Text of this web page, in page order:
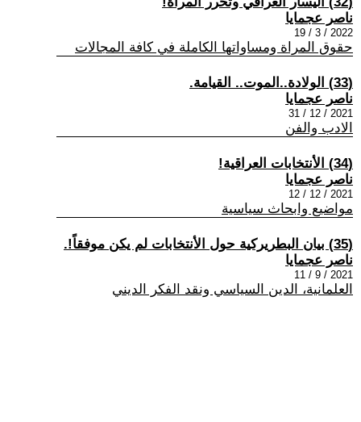
ناصر عجمايا
2022 / 3 / 19
حقوق المراة ومساواتها الكاملة في كافة المجالات
(33) الولادة..الموت.. القيامة.
ناصر عجمايا
2021 / 12 / 31
الادب والفن
(34) الأنتخابات العراقية!
ناصر عجمايا
2021 / 12 / 12
مواضيع وابحاث سياسية
(35) بيان البطريركية حول الأنتخابات لم يكن موفقاً!.
ناصر عجمايا
2021 / 9 / 11
العلمانية، الدين السياسي ونقد الفكر الديني